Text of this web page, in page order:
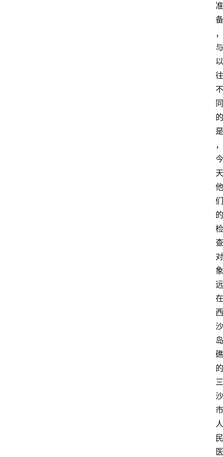
准
备
，
与
以
往
不
同
的
是
，
今
天
他
们
的
检
查
对
象
远
在
西
沙
岛
礁
的
三
沙
市
人
民
医